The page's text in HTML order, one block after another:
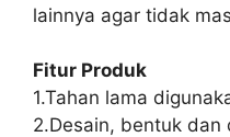
lainnya agar tidak
Fitur Produk
1.Tahan lama
2.Desain, bentuk